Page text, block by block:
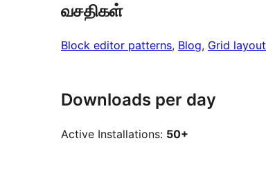
வசதிகள்
Block editor patterns, Blog, Grid layout
Downloads per day
Active Installations: 50+